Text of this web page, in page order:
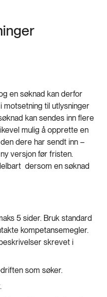
en søknad kan derfor
motsetning til utlysninger
kan sendes inn flere
mulig å opprette en
dere har sendt inn –
versjon før fristen.
dersom en søknad
5 sider. Bruk standard
kompetansemegler.
skrevet i
som søker.